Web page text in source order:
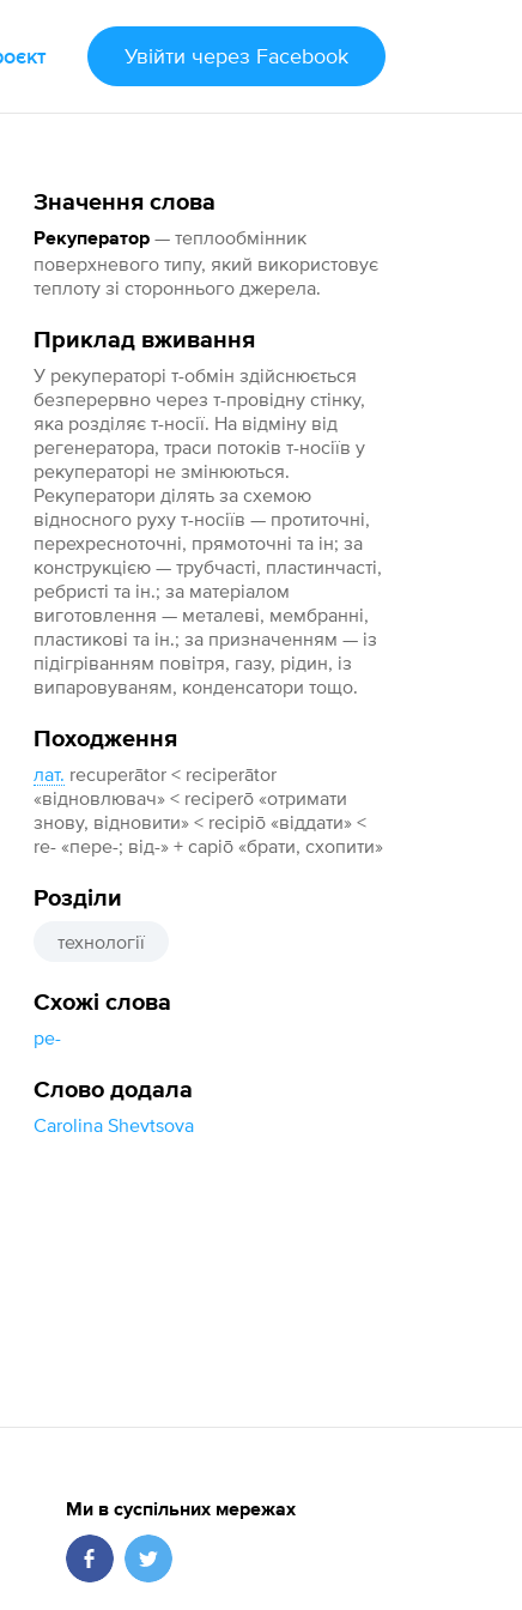
Увійти через Facebook
Значення слова
Рекуператор — теплообмінник
поверхневого типу, який використовує
теплоту зі стороннього джерела.
Приклад вживання
У рекуператорі т-обмін здійснюється
безперервно через т-провідну стінку,
яка розділяє т-носії. На відміну від
регенератора, траси потоків т-носіїв у
рекуператорі не змінюються.
Рекуператори ділять за схемою
відносного руху т-носіїв — протиточні,
перехресноточні, прямоточні та ін; за
конструкцією — трубчасті, пластинчасті,
ребристі та ін.; за матеріалом
виготовлення — металеві, мембранні,
пластикові та ін.; за призначенням — із
підігріванням повітря, газу, рідин, із
випаровуваням, конденсатори тощо.
Походження
лат. recuperātor < reciperātor
«відновлювач» < reciperō «отримати
знову, відновити» < recipiō «віддати» <
re- «пере-; від-» +‎ capiō «брати, схопити»
Розділи
технології
Схожі слова
ре-
Слово додала
Carolina Shevtsova
Ми в суспільних мережах